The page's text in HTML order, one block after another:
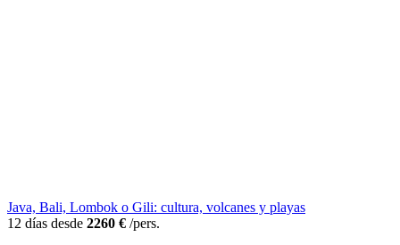
Java, Bali, Lombok o Gili: cultura, volcanes y playas
12 días desde 2260 € /pers.